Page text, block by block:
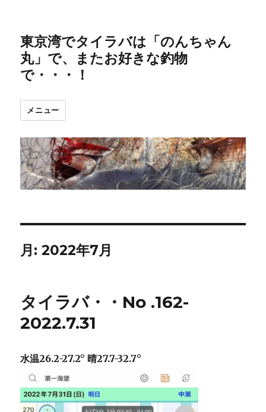
東京湾でタイラバは「のんちゃん
丸」で、またお好きな釣物
で・・・！
メニュー
月:2022年7月
タイラバ・・No .162-
2022.7.31
水温26.2-27.2° 晴27.7-32.7°